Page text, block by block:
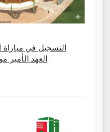
التسجيل في
العهد الأمير مولاي